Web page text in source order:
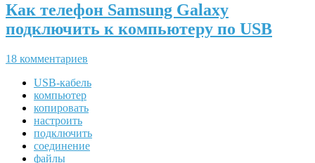
Как телефон Samsung Galaxy
подключить к компьютеру по USB
18 комментариев
USB-кабель
компьютер
копировать
настроить
подключить
соединение
файлы